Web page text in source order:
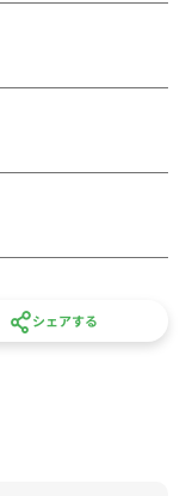
ーラインがあ
行くことが出来
しますので、す
シェアする